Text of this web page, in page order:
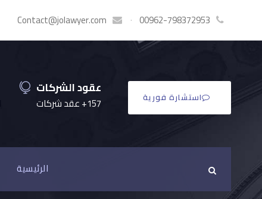
00962-798372953
·
Contact@jolawyer.com
عقود الشركات
157+ عقد شركات استشارة فورية
الرئيسية